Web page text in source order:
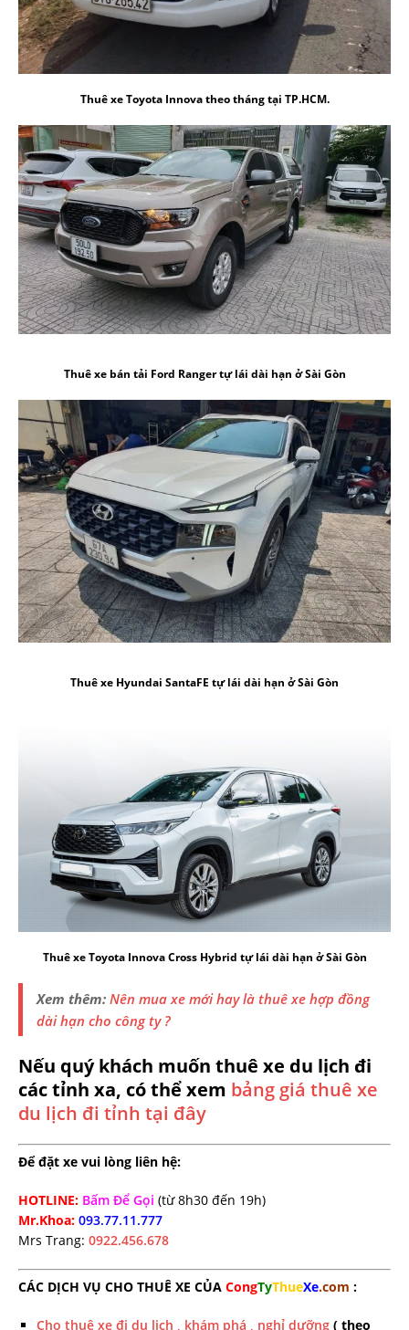
Thuê xe Toyota Innova theo tháng tại TP.HCM.
Thuê xe bán tải Ford Ranger tự lái dài hạn ở Sài Gòn
Thuê xe Hyundai SantaFE tự lái dài hạn ở Sài Gòn
Thuê xe Toyota Innova Cross Hybrid tự lái dài hạn ở Sài Gòn
Xem thêm: Nên mua xe mới hay là thuê xe hợp đồng
dài hạn cho công ty ?
Nếu quý khách muốn thuê xe du lịch đi
các tỉnh xa, có thể xem bảng giá thuê xe
du lịch đi tỉnh tại đây
Để đặt xe vui lòng liên hệ:
HOTLINE: Bấm Để Gọi (từ 8h30 đến 19h)
Mr.Khoa: 093.77.11.777
Mrs Trang: 0922.456.678
CÁC DỊCH VỤ CHO THUÊ XE CỦA CongTyThueXe.com :
Cho thuê xe đi du lịch , khám phá , nghỉ dưỡng ( theo